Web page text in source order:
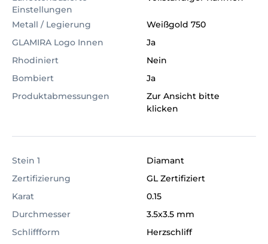
Einstellungen
Metall / Legierung
Weißgold 750
GLAMIRA Logo Innen
Ja
Rhodiniert
Nein
Bombiert
Ja
Produktabmessungen
Zur Ansicht bitte
klicken
Stein 1
Diamant
Zertifizierung
GL Zertifiziert
Karat
0.15
Durchmesser
3.5x3.5 mm
Schliffform
Herzschliff